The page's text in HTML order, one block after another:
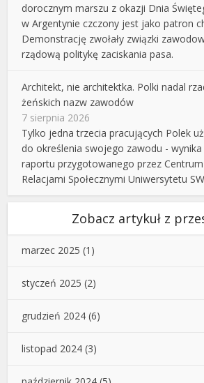
dorocznym marszu z okazji Dnia
w Argentynie czczony jest jako patron
Demonstrację zwołały związki
rządową politykę zaciskania pasa.
Architekt, nie architektka. Polki nadal
żeńskich nazw zawodów
7 sierpnia 2026
Tylko jedna trzecia pracujących Polek
do określenia swojego zawodu -
raportu przygotowanego przez
Relacjami Społecznymi Uniwersytetu
Zobacz artykuł z
marzec 2025 (1)
styczeń 2025 (2)
grudzień 2024 (6)
listopad 2024 (3)